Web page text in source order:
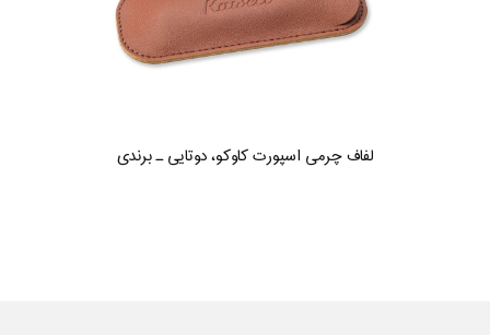
لفاف چرمی اسپورت کاوکو، دوتایی ـ برندی